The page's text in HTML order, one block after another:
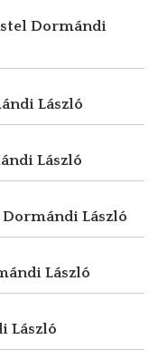
Dormándi
László
László
Dormándi László
László
László